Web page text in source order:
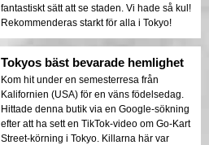
fantastiskt sätt att se staden. Vi hade så kul!
Rekommenderas starkt för alla i Tokyo!
Tokyos bäst bevarade hemlighet
Kom hit under en semesterresa från
Kalifornien (USA) för en väns födelsedag.
Hittade denna butik via en Google-sökning
efter att ha sett en TikTok-video om Go-Kart
Street-körning i Tokyo. Killarna här var